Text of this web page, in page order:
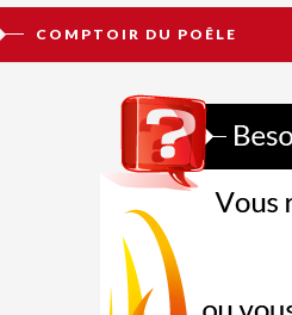
COMPTOIR DU POÊLE